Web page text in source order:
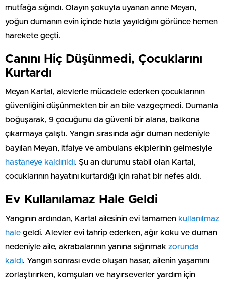
mutfağa sığındı. Olayın şokuyla uyanan anne Meyan,
yoğun dumanın evin içinde hızla yayıldığını görünce hemen
harekete geçti.
Canını Hiç Düşünmedi, Çocuklarını
Kurtardı
Meyan Kartal, alevlerle mücadele ederken çocuklarının
güvenliğini düşünmekten bir an bile vazgeçmedi. Dumanla
boğuşarak, 9 çocuğunu da güvenli bir alana, balkona
çıkarmaya çalıştı. Yangın sırasında ağır duman nedeniyle
bayılan Meyan, itfaiye ve ambulans ekiplerinin gelmesiyle
hastaneye kaldırıldı. Şu an durumu stabil olan Kartal,
çocuklarının hayatını kurtardığı için rahat bir nefes aldı.
Ev Kullanılamaz Hale Geldi
Yangının ardından, Kartal ailesinin evi tamamen kullanılmaz
hale geldi. Alevler evi tahrip ederken, ağır koku ve duman
nedeniyle aile, akrabalarının yanına sığınmak zorunda
kaldı. Yangın sonrası evde oluşan hasar, ailenin yaşamını
zorlaştırırken, komşuları ve hayırseverler yardım için